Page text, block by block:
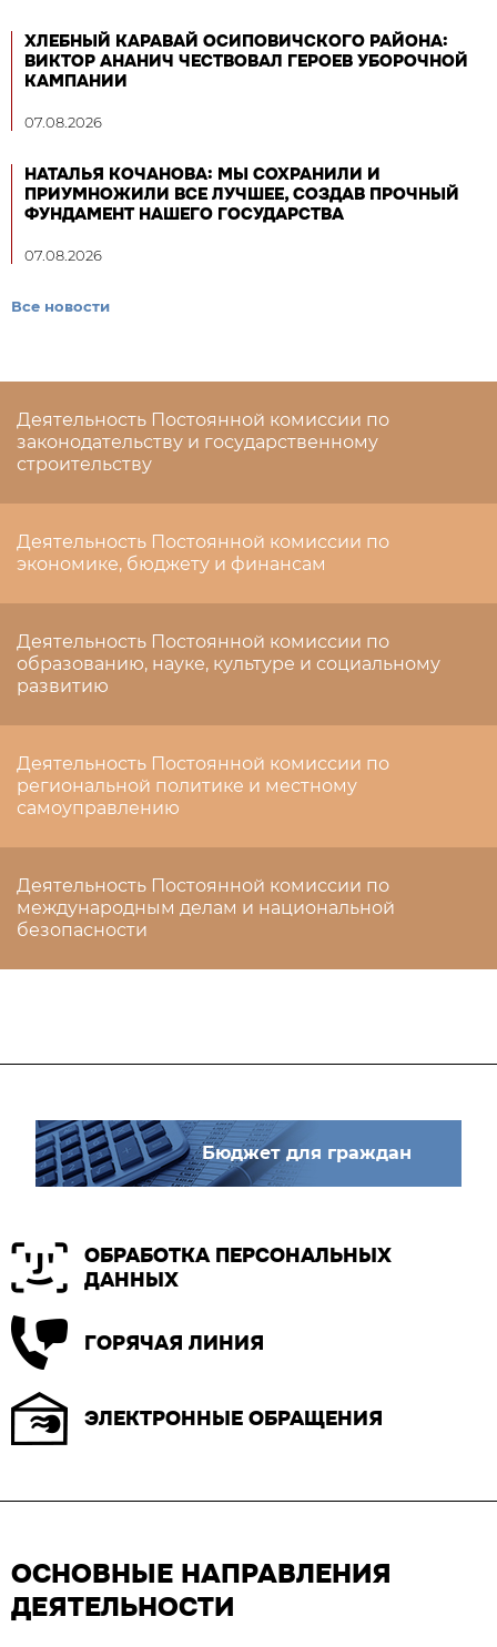
ХЛЕБНЫЙ КАРАВАЙ ОСИПОВИЧСКОГО РАЙОНА:
ВИКТОР АНАНИЧ ЧЕСТВОВАЛ ГЕРОЕВ УБОРОЧНОЙ
КАМПАНИИ
07.08.2026
НАТАЛЬЯ КОЧАНОВА: МЫ СОХРАНИЛИ И
ПРИУМНОЖИЛИ ВСЕ ЛУЧШЕЕ, СОЗДАВ ПРОЧНЫЙ
ФУНДАМЕНТ НАШЕГО ГОСУДАРСТВА
07.08.2026
Все новости
Деятельность Постоянной комиссии по
законодательству и государственному
строительству
Деятельность Постоянной комиссии по
экономике, бюджету и финансам
Деятельность Постоянной комиссии по
образованию, науке, культуре и социальному
развитию
Деятельность Постоянной комиссии по
региональной политике и местному
самоуправлению
Деятельность Постоянной комиссии по
международным делам и национальной
безопасности
Бюджет для граждан
ОБРАБОТКА ПЕРСОНАЛЬНЫХ
ДАННЫХ
ГОРЯЧАЯ ЛИНИЯ
ЭЛЕКТРОННЫЕ ОБРАЩЕНИЯ
ОСНОВНЫЕ НАПРАВЛЕНИЯ
ДЕЯТЕЛЬНОСТИ